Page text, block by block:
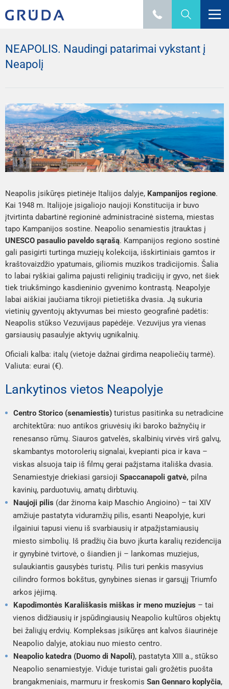
NEAPOLIS. Naudingi patarimai vykstant į
Neapolį
Neapolis įsikūręs pietinėje Italijos dalyje, Kampanijos regione.
Kai 1948 m. Italijoje įsigaliojo naujoji Konstitucija ir buvo
įtvirtinta dabartinė regioninė administracinė sistema, miestas
tapo Kampanijos sostine. Neapolio senamiestis įtrauktas į
UNESCO pasaulio paveldo sąrašą. Kampanijos regiono sostinė
gali pasigirti turtinga muziejų kolekcija, išskirtiniais gamtos ir
kraštovaizdžio ypatumais, giliomis muzikos tradicijomis. Šalia
to labai ryškiai galima pajusti religinių tradicijų ir gyvo, net šiek
tiek triukšmingo kasdieninio gyvenimo kontrastą. Neapolyje
labai aiškiai jaučiama tikroji pietietiška dvasia. Ją sukuria
vietinių gyventojų aktyvumas bei miesto geografinė padėtis:
Neapolis stūkso Vezuvijaus papėdėje. Vezuvijus yra vienas
garsiausių pasaulyje aktyvių ugnikalnių.
Oficiali kalba: italų (vietoje dažnai girdima neapoliečių tarmė).
Valiuta: eurai (€).
Lankytinos vietos Neapolyje
Centro Storico (senamiestis) turistus pasitinka su netradicine
architektūra: nuo antikos griuvėsių iki baroko bažnyčių ir
renesanso rūmų. Siauros gatvelės, skalbinių virvės virš galvų,
skambantys motorolerių signalai, kvepianti pica ir kava –
viskas alsuoja taip iš filmų gerai pažįstama itališka dvasia.
Senamiestyje driekiasi garsioji Spaccanapoli gatvė, pilna
kavinių, parduotuvių, amatų dirbtuvių.
Naujoji pilis (dar žinoma kaip Maschio Angioino) – tai XIV
amžiuje pastatyta viduramžių pilis, esanti Neapolyje, kuri
ilgainiui tapusi vienu iš svarbiausių ir atpažįstamiausių
miesto simbolių. Iš pradžių čia buvo įkurta karalių rezidencija
ir gynybinė tvirtovė, o šiandien ji – lankomas muziejus,
sulaukiantis gausybės turistų. Pilis turi penkis masyvius
cilindro formos bokštus, gynybines sienas ir garsųjį Triumfo
arkos įėjimą.
Kapodimontės Karališkasis miškas ir meno muziejus – tai
vienos didžiausių ir įspūdingiausių Neapolio kultūros objektų
bei žaliųjų erdvių. Kompleksas įsikūręs ant kalvos šiaurinėje
Neapolio dalyje, atokiau nuo miesto centro.
Neapolio katedra (Duomo di Napoli), pastatyta XIII a., stūkso
Neapolio senamiestyje. Viduje turistai gali grožėtis puošta
brangakmeniais, marmuru ir freskomis San Gennaro koplyčia,